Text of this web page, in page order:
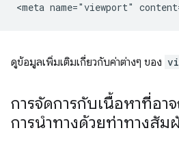
ดูข้อมูลเพิ่มเติมเกี่ยวกับค่าต่างๆ ของ
การจัดการกับเนื้อหาที่อ
การนำทางด้วยท่าทางสัม